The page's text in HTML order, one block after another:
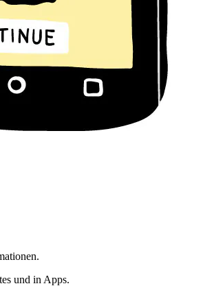
und in Apps.